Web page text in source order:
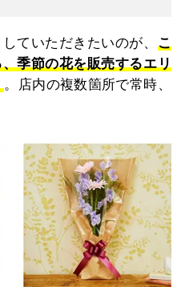
ていただきたいのが、 こ
季節の花を販売するエリ
。店内の複数箇所で常時、